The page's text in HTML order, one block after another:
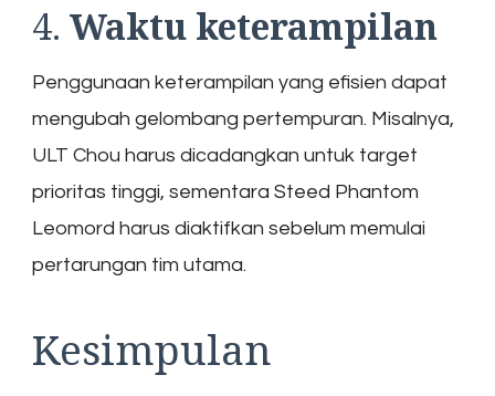
4. Waktu keterampilan
Penggunaan keterampilan yang efisien dapat
mengubah gelombang pertempuran. Misalnya,
ULT Chou harus dicadangkan untuk target
prioritas tinggi, sementara Steed Phantom
Leomord harus diaktifkan sebelum memulai
pertarungan tim utama.
Kesimpulan